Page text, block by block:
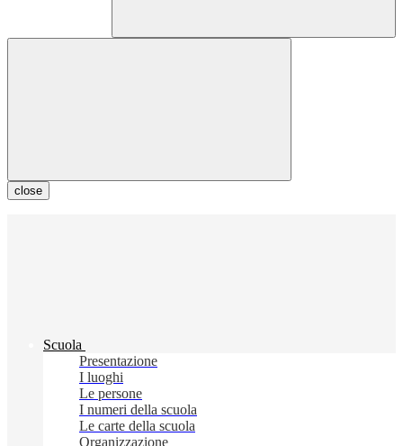
close
Scuola
Presentazione
I luoghi
Le persone
I numeri della scuola
Le carte della scuola
Organizzazione